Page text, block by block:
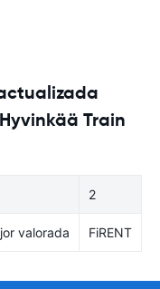
Train
2
valorada FiRENT